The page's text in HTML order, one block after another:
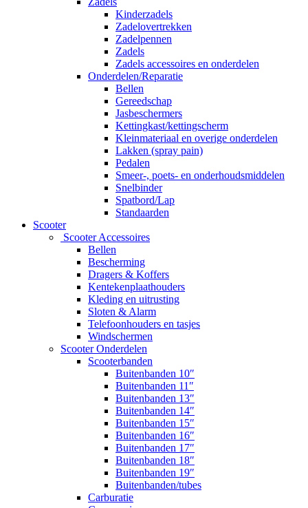
Kinderzadels
Zadelovertrekken
Zadelpennen
Zadels
Zadels accessoires en onderdelen
Onderdelen/Reparatie
Bellen
Gereedschap
Jasbeschermers
Kettingkast/kettingscherm
Kleinmateriaal en overige onderdelen
Lakken (spray pain)
Pedalen
Smeer-, poets- en onderhoudsmiddelen
Snelbinder
Spatbord/Lap
Standaarden
Scooter
Scooter Accessoires
Bellen
Bescherming
Dragers & Koffers
Kentekenplaathouders
Kleding en uitrusting
Sloten & Alarm
Telefoonhouders en tasjes
Windschermen
Scooter Onderdelen
Scooterbanden
Buitenbanden 10″
Buitenbanden 11″
Buitenbanden 13″
Buitenbanden 14″
Buitenbanden 15″
Buitenbanden 16″
Buitenbanden 17″
Buitenbanden 18″
Buitenbanden 19″
Buitenbanden/tubes
Carburatie